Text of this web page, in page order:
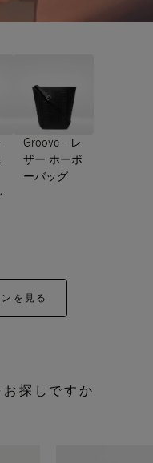
Groove - レ
ザー ホーボ
ーバッグ
を見る
探しですか